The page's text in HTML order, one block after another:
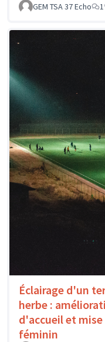
GEM TSA 37 Echo
1
Éclairage d'un
herbe :
d'accueil et
féminin